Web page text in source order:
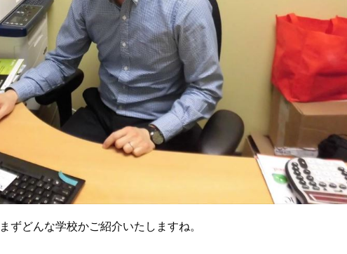
ずどんな学校かご紹介いたしますね。